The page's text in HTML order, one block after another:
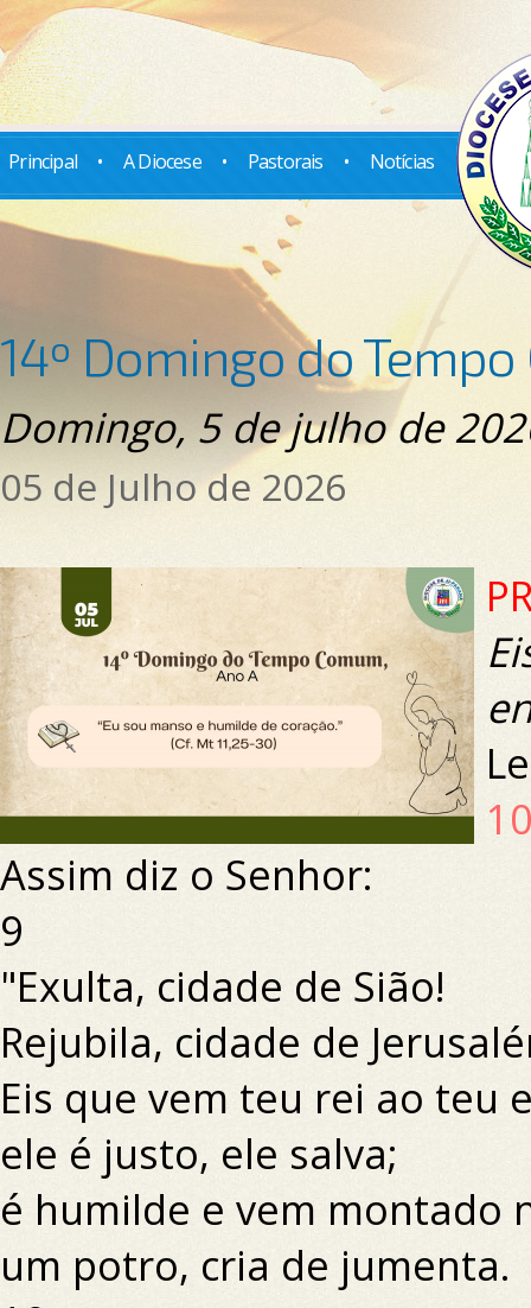
Principal • A Diocese • Pastorais • Notícias
14º Domingo do
Domingo, 5 de julho de
05 de Julho de 2026
Assim diz o Senhor:
9
"Exulta, cidade de Sião!
Rejubila, cidade de
Eis que vem teu rei ao teu
ele é justo, ele salva;
é humilde e vem montado
um potro, cria de jumenta.